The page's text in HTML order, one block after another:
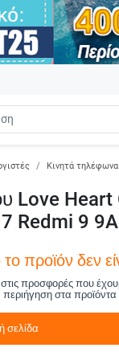
Κινητά
Love Heart
Redmi 9
προϊόν δεν
στις προσφορές που
περιήγηση στα
σελίδα